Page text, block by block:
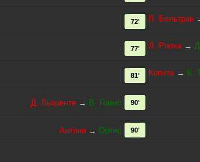
Л. Бельтран
72'
Л. Риоха→
77'
Копете → К.
81'
Д. Льоренте → В. Гомес 90'
Антони → Ортис 90'